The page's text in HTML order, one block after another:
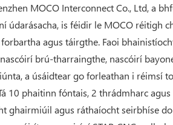
MOCO Interconnect Co., Ltd, a
údarásacha, is féidir le MOCO réitigh
agus táirgthe. Faoi
brú-tharraingthe, nascóirí
a úsáidtear go forleathan i réimsí
10 phaitinn fóntais, 2 thrádmharc
ghairmiúil agus ráthaíocht seirbhíse